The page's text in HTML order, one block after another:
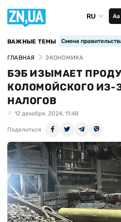
RU Аа
ВАЖНЫЕ ТЕМЫ Смена
ГЛАВНАЯ ЭКОНОМИКА
БЭБ ИЗЫМАЕТ
КОЛОМОЙСКОГО ИЗ-
НАЛОГОВ
12 декабря, 2024, 11:48
Поделиться